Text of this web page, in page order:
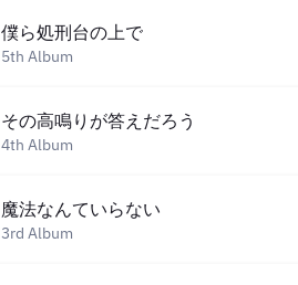
僕ら処刑台の上で
5th Album
その高鳴りが答えだろう
4th Album
魔法なんていらない
3rd Album